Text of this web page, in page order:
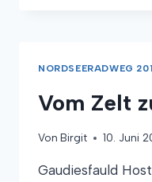
NORDSEERADWEG
Vom Zelt
Von Birgit 10. Juni
Gaudiesfauld